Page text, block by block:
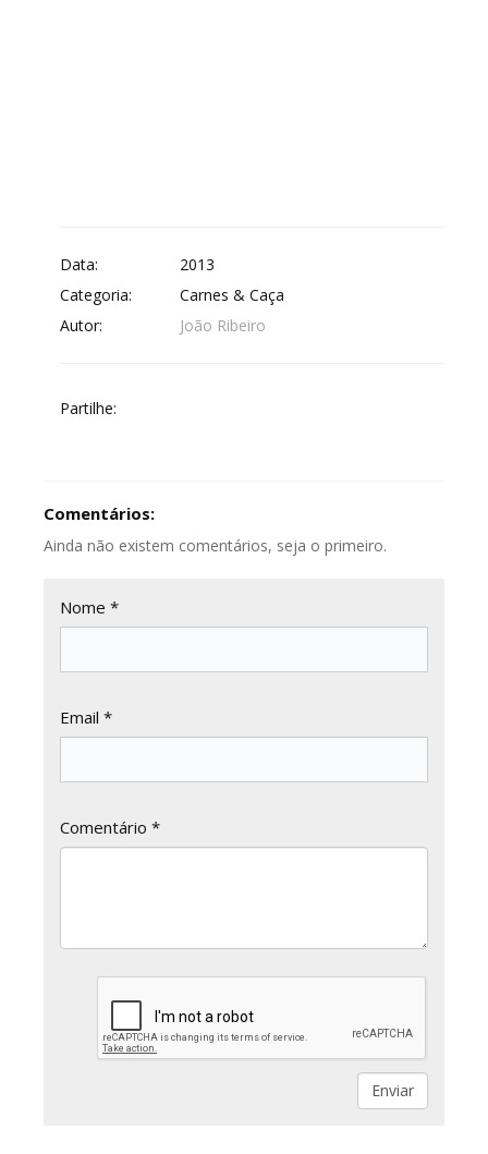
Data:
2013
Categoria:
Carnes & Caça
Autor:
João Ribeiro
Partilhe:
Comentários:
Ainda não existem comentários, seja o primeiro.
Nome *
Email *
Comentário *